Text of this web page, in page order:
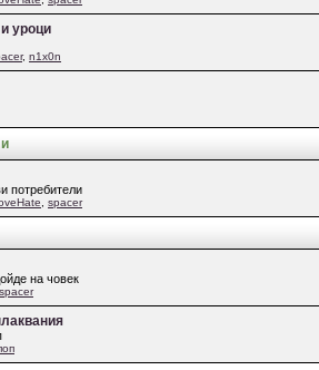
уроци
, n1x0n
потребители
spacer
на човек
spacer